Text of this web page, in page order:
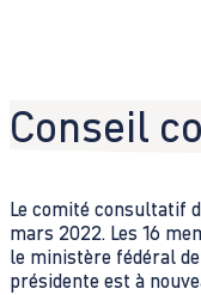
Conseil
Le comité consultatif
mars 2022. Les 16
le ministère fédéral
présidente est à